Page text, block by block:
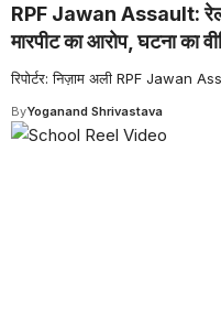
RPF Jawan Assault:
मारपीट का आरोप, घटना का
रिपोर्टर: निज़ाम अली RPF Jawan
ByYoganand Shrivastava